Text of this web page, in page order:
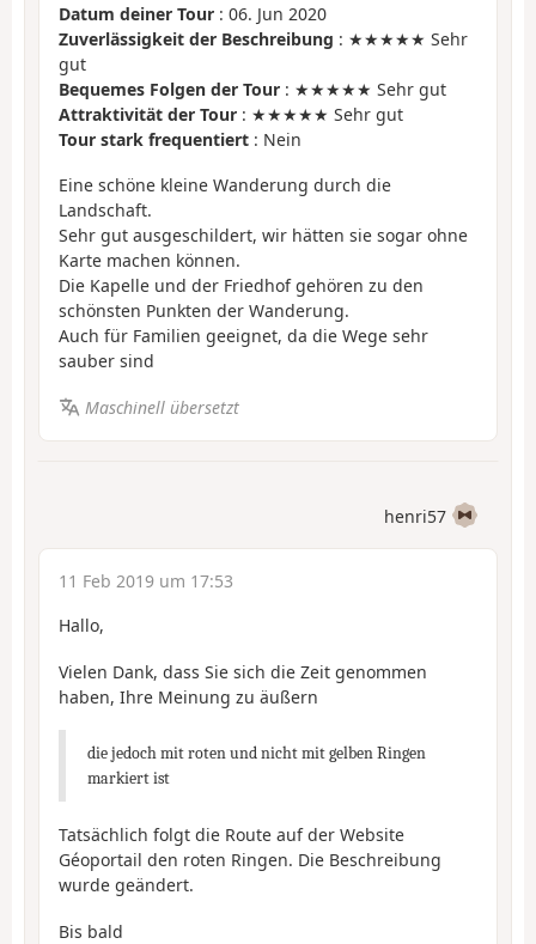
Datum deiner Tour : 06. Jun 2020
Zuverlässigkeit der Beschreibung : ★★★★★ Sehr
gut
Bequemes Folgen der Tour : ★★★★★ Sehr gut
Attraktivität der Tour : ★★★★★ Sehr gut
Tour stark frequentiert : Nein
Eine schöne kleine Wanderung durch die
Landschaft.
Sehr gut ausgeschildert, wir hätten sie sogar ohne
Karte machen können.
Die Kapelle und der Friedhof gehören zu den
schönsten Punkten der Wanderung.
Auch für Familien geeignet, da die Wege sehr
sauber sind
Maschinell übersetzt
henri57
11 Feb 2019 um 17:53
Hallo,
Vielen Dank, dass Sie sich die Zeit genommen
haben, Ihre Meinung zu äußern
die jedoch mit roten und nicht mit gelben Ringen
markiert ist
Tatsächlich folgt die Route auf der Website
Géoportail den roten Ringen. Die Beschreibung
wurde geändert.
Bis bald